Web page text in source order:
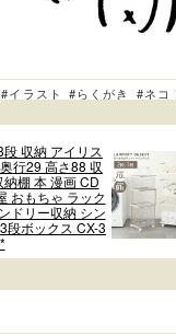
#イラスト #らくがき #ネコ
収納 アイリス
行29 高さ88 収
棚 本 漫画 CD
おもちゃ ラック
ドリー収納 シン
段ボックス CX-3
*